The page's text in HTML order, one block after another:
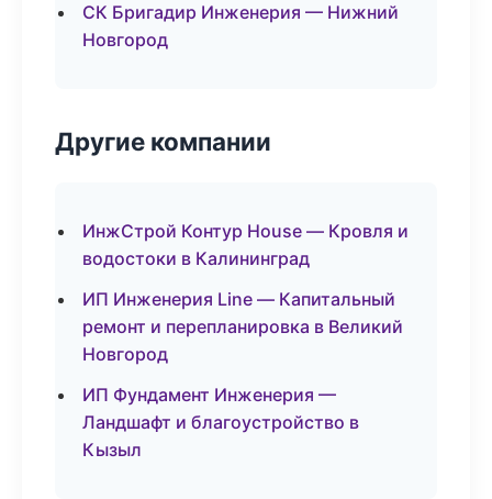
СК Бригадир Инженерия — Нижний
Новгород
Другие компании
ИнжСтрой Контур House — Кровля и
водостоки в Калининград
ИП Инженерия Line — Капитальный
ремонт и перепланировка в Великий
Новгород
ИП Фундамент Инженерия —
Ландшафт и благоустройство в
Кызыл